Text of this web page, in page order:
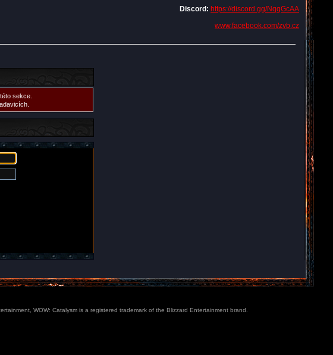
Discord: https://discord.gg/NqqGcAA
www.facebook.com/zvb.cz
sekce.
WOW: Catalysm is a registered trademark of the Blizzard Entertainment brand.